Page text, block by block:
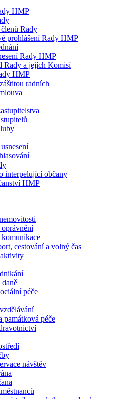
HMP
Rady
prohlášení Rady HMP
Rady HMP
Rady a jejích Komisí
HMP
radních
interpelující občany
HMP
cestování a volný čas
péče
památková péče
návštěv